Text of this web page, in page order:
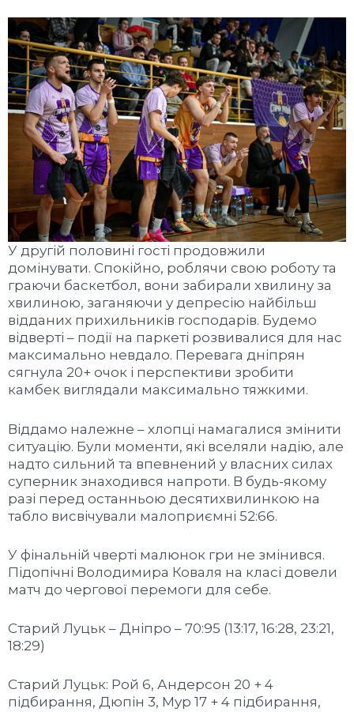
У другій половині гості продовжили
домінувати. Спокійно, роблячи свою роботу та
граючи баскетбол, вони забирали хвилину за
хвилиною, заганяючи у депресію найбільш
відданих прихильників господарів. Будемо
відверті – події на паркеті розвивалися для нас
максимально невдало. Перевага дніпрян
сягнула 20+ очок і перспективи зробити
камбек виглядали максимально тяжкими.
Віддамо належне – хлопці намагалися змінити
ситуацію. Були моменти, які вселяли надію, але
надто сильний та впевнений у власних силах
суперник знаходився напроти. В будь-якому
разі перед останньою десятихвилинкою на
табло висвічували малоприємні 52:66.
У фінальній чверті малюнок гри не змінився.
Підопічні Володимира Коваля на класі довели
матч до чергової перемоги для себе.
Старий Луцьк – Дніпро – 70:95 (13:17, 16:28, 23:21,
18:29)
Старий Луцьк: Рой 6, Андерсон 20 + 4
підбирання, Дюпін 3, Мур 17 + 4 підбирання,